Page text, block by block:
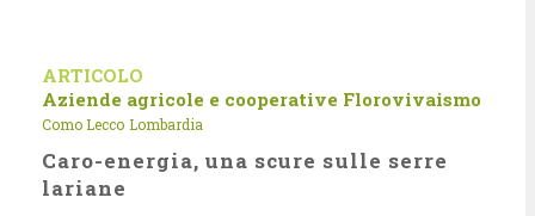
ARTICOLO
Aziende agricole e cooperative Florovivaismo
Como Lecco Lombardia
Caro-energia, una scure sulle serre
lariane